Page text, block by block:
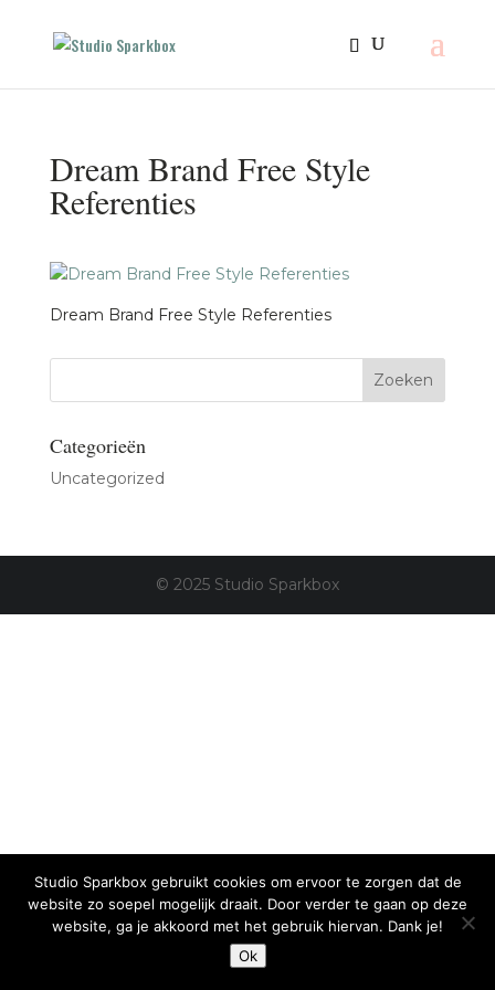
Dream Brand Free Style
Referenties
Dream Brand Free Style Referenties
Categorieën
Uncategorized
© 2025 Studio Sparkbox
Studio Sparkbox gebruikt cookies om ervoor te zorgen dat de
website zo soepel mogelijk draait. Door verder te gaan op deze
website, ga je akkoord met het gebruik hiervan. Dank je!
Ok